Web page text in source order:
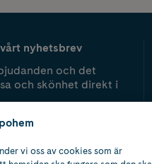
nyhetsbrev
och det
och skönhet direkt i
vi oss av cookies som är